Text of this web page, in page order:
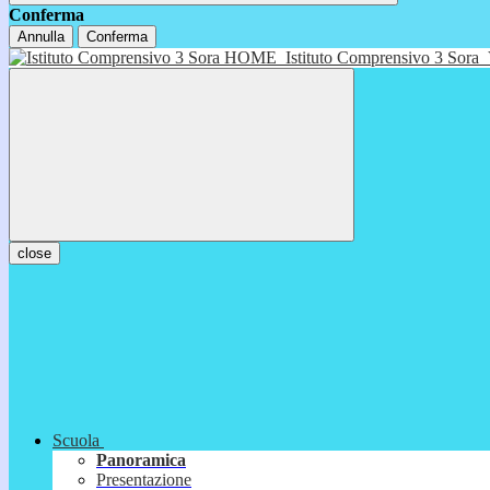
Conferma
Annulla Conferma
HOME Istituto Comprensivo 3 Sora
close
Scuola
Panoramica
Presentazione